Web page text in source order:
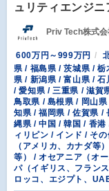
ュリティエンジニ
Priv Tech株式
600万円～999万円
県 / 福島県 / 茨城県 /
県 / 新潟県 / 富山県 /
/ 愛知県 / 三重県 / 滋賀
鳥取県 / 島根県 / 岡山
知県 / 福岡県 / 佐賀県 /
縄県 / 中国 / 韓国 / 香
ィリピン / インド / そ
（アメリカ、カナダ等
等） / オセアニア（オ
パ（イギリス、フラン
ロッコ、エジプト、